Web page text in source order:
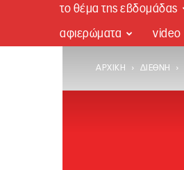
το θέμα της εβδομάδας
αφιερώματα video
ΑΡΧΙΚΉ ΔΙΕΘΝΉ